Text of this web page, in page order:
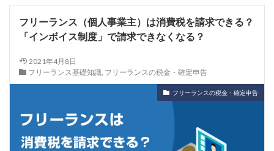
フリーランス（個人事業主）は消費税を請求できる？
「インボイス制度」で請求できなくなる？
2021年4月8日
フリーランス基礎知識, フリーランスの税金・確定申告
フリーランスの税金・確定申告